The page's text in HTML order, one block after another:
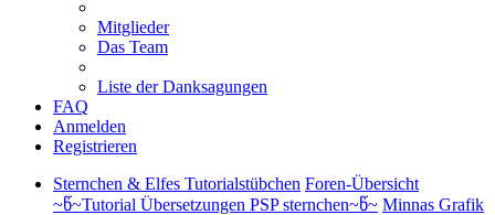
Mitglieder
Das Team
Liste der Danksagungen
FAQ
Anmelden
Registrieren
Sternchen & Elfes Tutorialstübchen Foren-Übersicht
~წ~Tutorial Übersetzungen PSP sternchen~წ~ Minnas Grafik